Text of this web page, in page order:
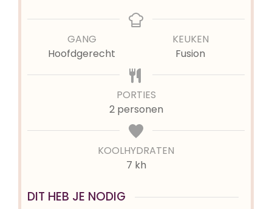
GANG
Hoofdgerecht
KEUKEN
Fusion
PORTIES
2 personen
KOOLHYDRATEN
7 kh
DIT HEB JE NODIG